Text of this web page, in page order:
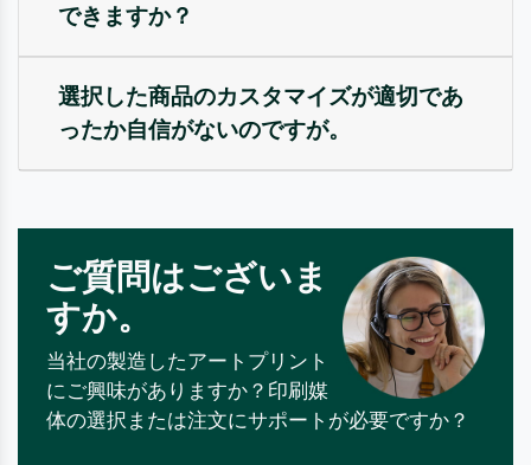
できますか？
選択した商品のカスタマイズが適切であ
ったか自信がないのですが。
ご質問はございま
すか。
当社の製造したアートプリント
にご興味がありますか？印刷媒
体の選択または注文にサポートが必要ですか？